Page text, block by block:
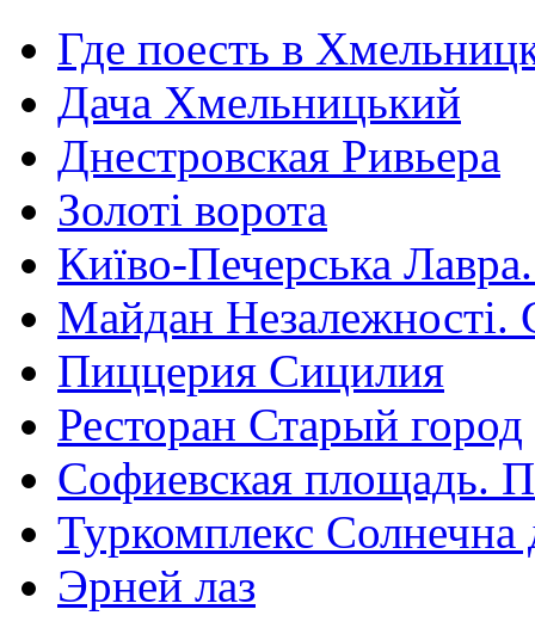
Где поесть в
Дача Хмельницький
Днестровская Ривьера
Золоті ворота
Київо-Печерська
Майдан Незалежності.
Пиццерия Сицилия
Ресторан Старый город
Софиевская площадь.
Туркомплекс Солнечна
Эрней лаз